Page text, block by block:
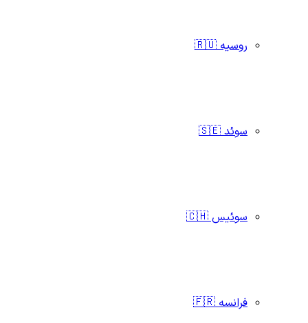
روسیه 🇷🇺
سوئد 🇸🇪
سوئیس 🇨🇭
فرانسه 🇫🇷